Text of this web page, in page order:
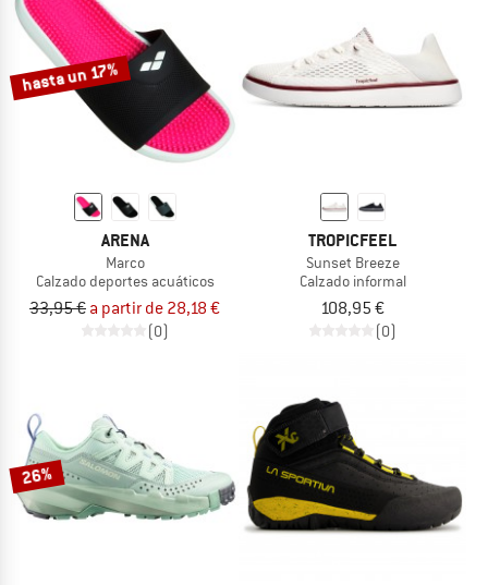
hasta un 17%
ARENA
Marco
Calzado deportes acuáticos
33,95 € a partir de 28,18 €
(0)
TROPICFEEL
Sunset Breeze
Calzado informal
108,95 €
(0)
26%